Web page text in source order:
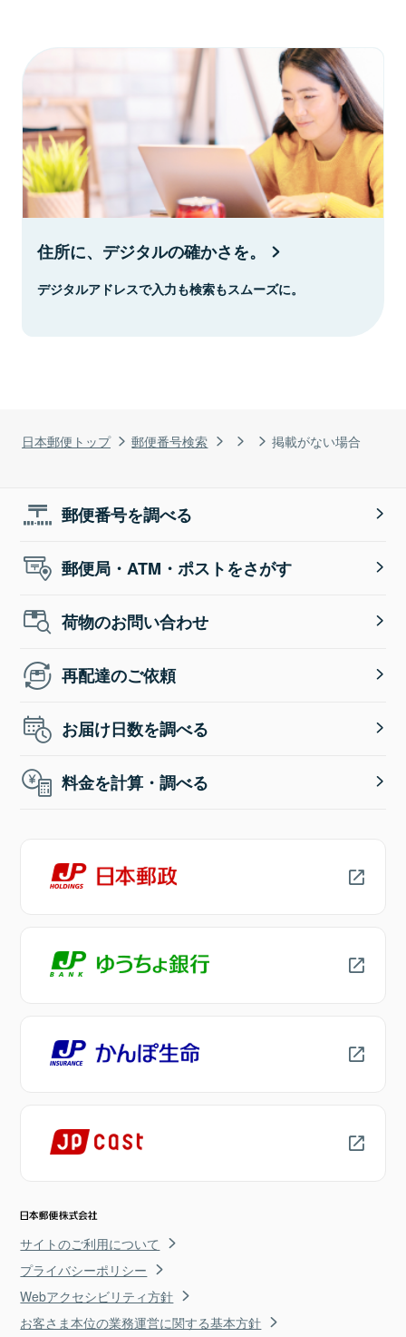
日本郵便トップ 郵便番号検索 掲載がない場合
住所に、デジタルの確かさを。
デジタルアドレスで入力も検索もスムーズに。
郵便番号を調べる
郵便局・ATM・ポストをさがす
荷物のお問い合わせ
再配達のご依頼
お届け日数を調べる
料金を計算・調べる
サイトのご利用について
プライバシーポリシー
Webアクセシビリティ方針
お客さま本位の業務運営に関する基本方針